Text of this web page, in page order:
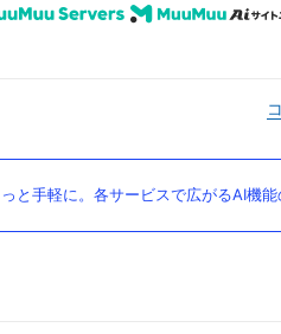
と手軽に。各サービスで広がるAI機